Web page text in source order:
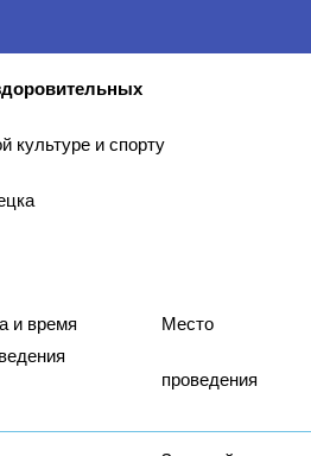
культуре и спорту
и время
Место
проведения